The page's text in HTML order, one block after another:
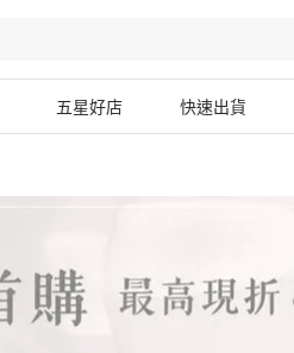
五星好店 快速出貨